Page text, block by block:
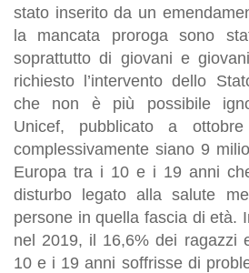
stato inserito da un
la mancata proroga sono
soprattutto di giovani e
richiesto l’intervento dello
che non è più possibile
Unicef, pubblicato a
complessivamente siano 9
Europa tra i 10 e i 19 anni
disturbo legato alla salute
persone in quella fascia di età.
nel 2019, il 16,6% dei ragazzi
10 e i 19 anni soffrisse di